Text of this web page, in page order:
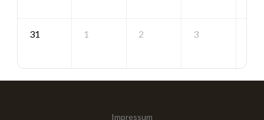
31 1 2 3
Impressum